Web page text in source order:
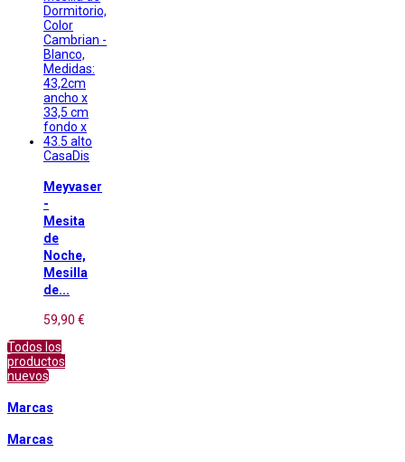
CasaDis
Meyvaser
-
Mesita
de
Noche,
Mesilla
de...
59,90 €
Todos los
productos
nuevos
Marcas
Marcas